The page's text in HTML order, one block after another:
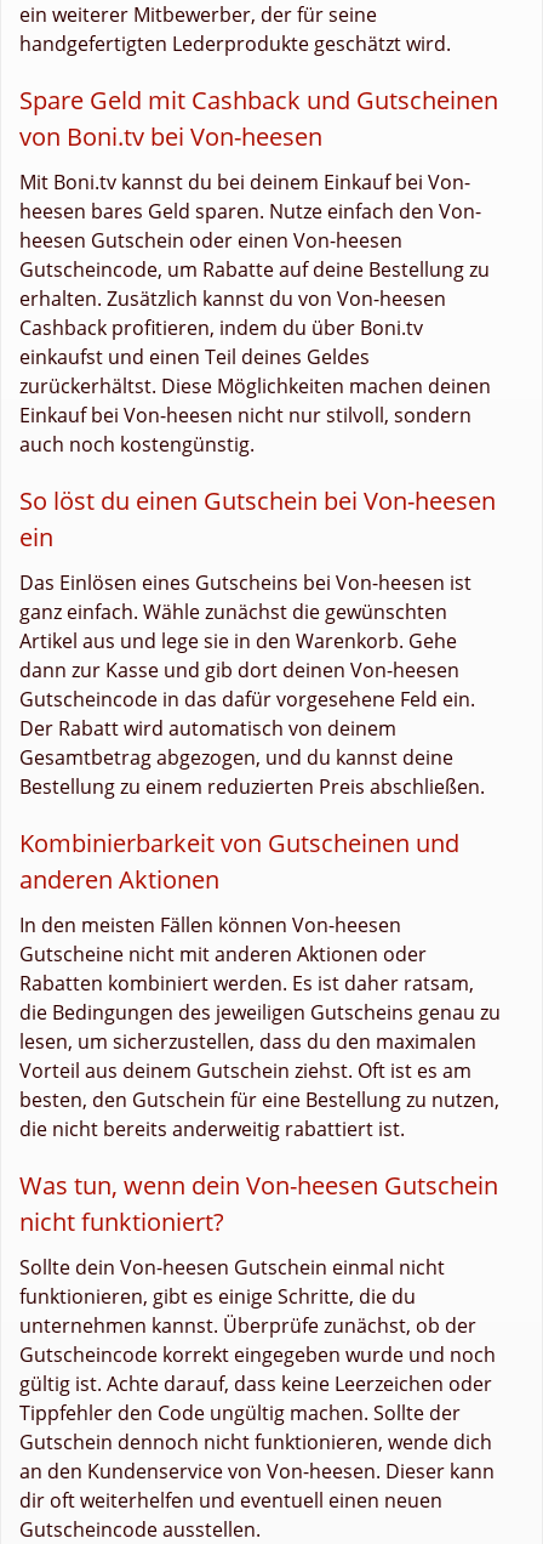
ein weiterer Mitbewerber, der für seine
handgefertigten Lederprodukte geschätzt wird.
Spare Geld mit Cashback und Gutscheinen
von Boni.tv bei Von-heesen
Mit Boni.tv kannst du bei deinem Einkauf bei Von-
heesen bares Geld sparen. Nutze einfach den Von-
heesen Gutschein oder einen Von-heesen
Gutscheincode, um Rabatte auf deine Bestellung zu
erhalten. Zusätzlich kannst du von Von-heesen
Cashback profitieren, indem du über Boni.tv
einkaufst und einen Teil deines Geldes
zurückerhältst. Diese Möglichkeiten machen deinen
Einkauf bei Von-heesen nicht nur stilvoll, sondern
auch noch kostengünstig.
So löst du einen Gutschein bei Von-heesen
ein
Das Einlösen eines Gutscheins bei Von-heesen ist
ganz einfach. Wähle zunächst die gewünschten
Artikel aus und lege sie in den Warenkorb. Gehe
dann zur Kasse und gib dort deinen Von-heesen
Gutscheincode in das dafür vorgesehene Feld ein.
Der Rabatt wird automatisch von deinem
Gesamtbetrag abgezogen, und du kannst deine
Bestellung zu einem reduzierten Preis abschließen.
Kombinierbarkeit von Gutscheinen und
anderen Aktionen
In den meisten Fällen können Von-heesen
Gutscheine nicht mit anderen Aktionen oder
Rabatten kombiniert werden. Es ist daher ratsam,
die Bedingungen des jeweiligen Gutscheins genau zu
lesen, um sicherzustellen, dass du den maximalen
Vorteil aus deinem Gutschein ziehst. Oft ist es am
besten, den Gutschein für eine Bestellung zu nutzen,
die nicht bereits anderweitig rabattiert ist.
Was tun, wenn dein Von-heesen Gutschein
nicht funktioniert?
Sollte dein Von-heesen Gutschein einmal nicht
funktionieren, gibt es einige Schritte, die du
unternehmen kannst. Überprüfe zunächst, ob der
Gutscheincode korrekt eingegeben wurde und noch
gültig ist. Achte darauf, dass keine Leerzeichen oder
Tippfehler den Code ungültig machen. Sollte der
Gutschein dennoch nicht funktionieren, wende dich
an den Kundenservice von Von-heesen. Dieser kann
dir oft weiterhelfen und eventuell einen neuen
Gutscheincode ausstellen.